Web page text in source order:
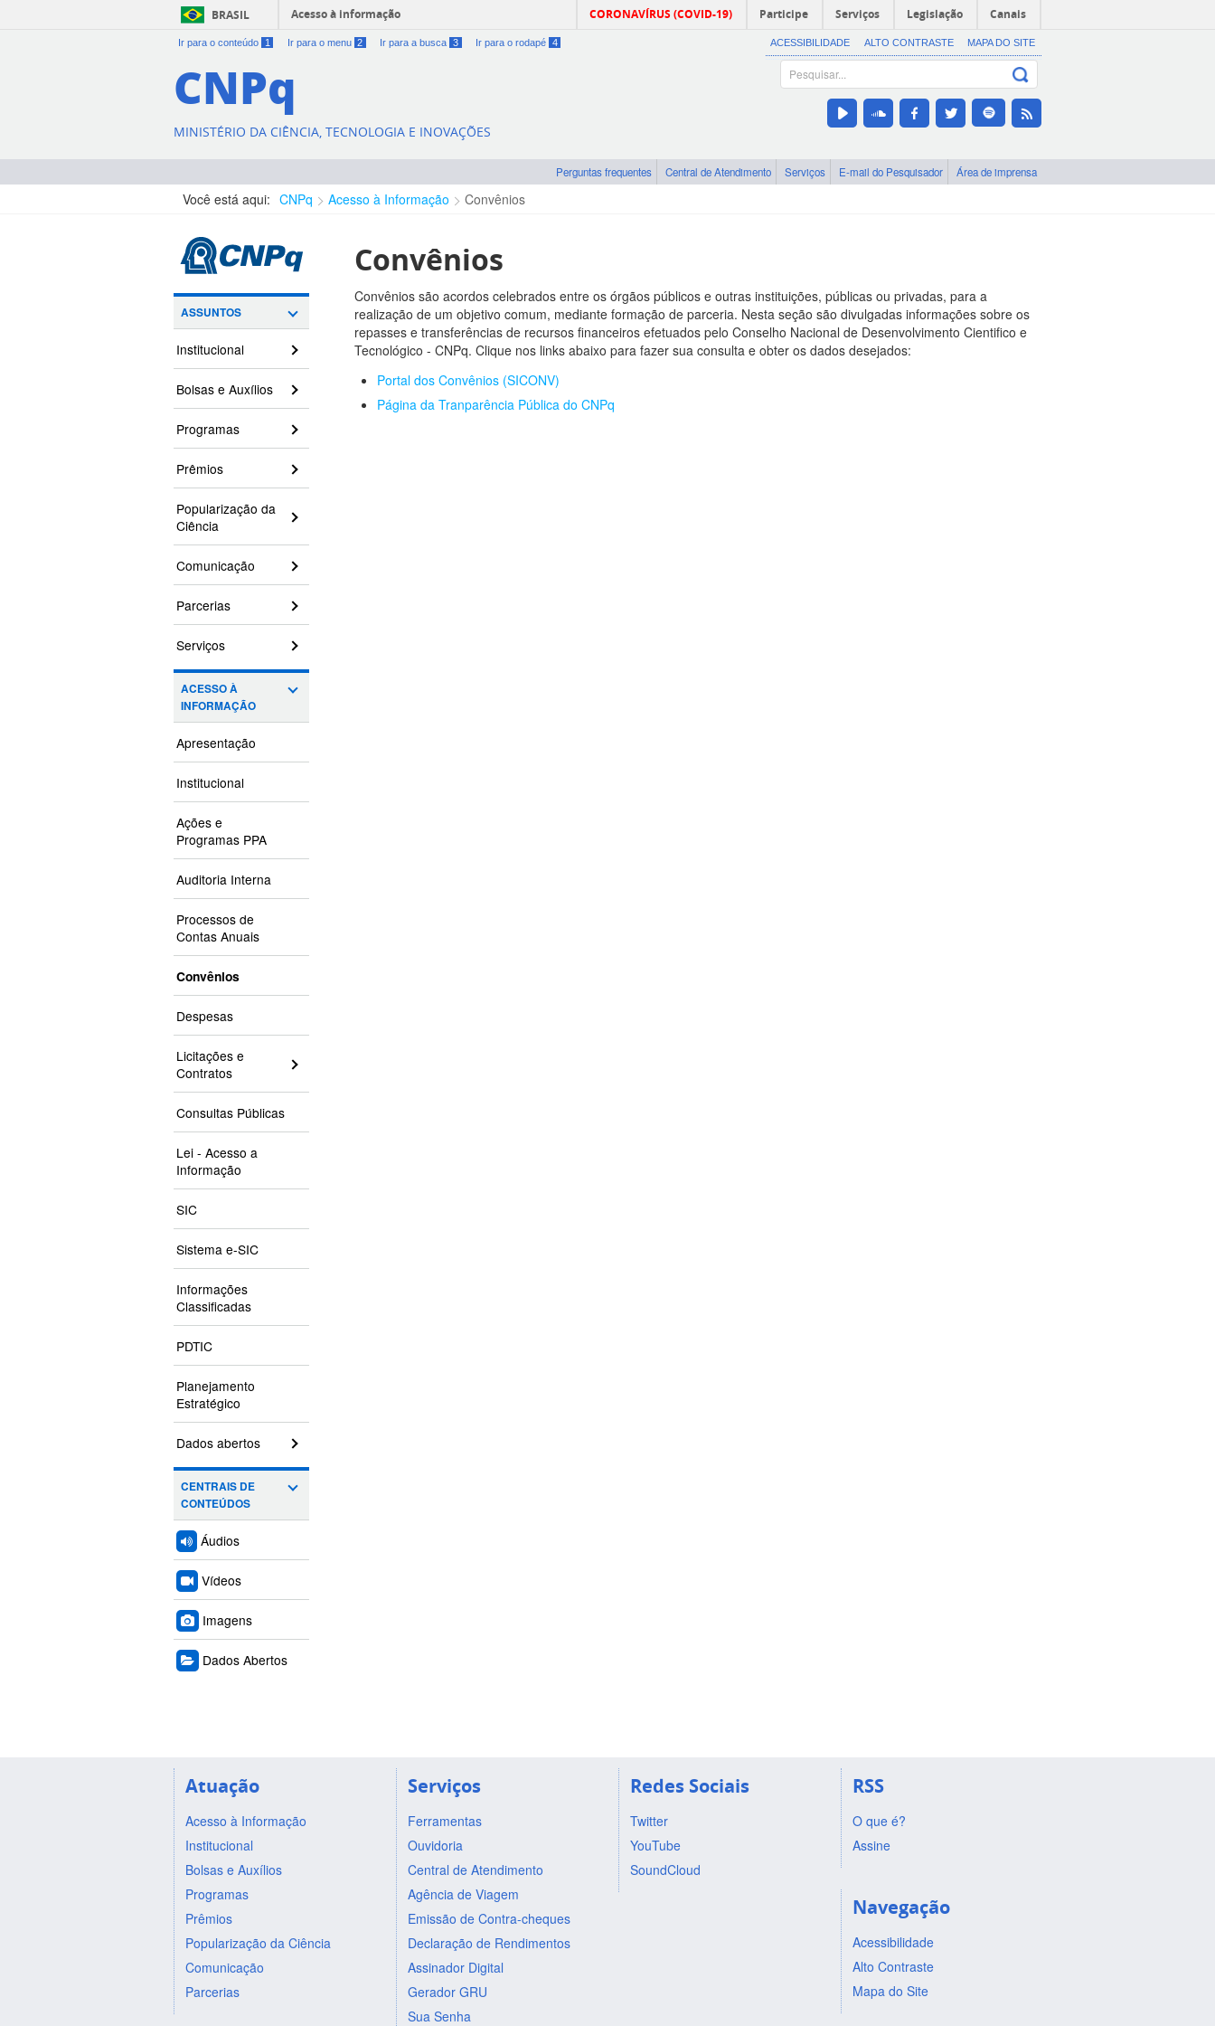
BRASIL Acesso à informação CORONAVÍRUS (COVID-19) Participe Serviços Legislação Canais
Ir para o conteúdo 1 Ir para o menu 2 Ir para a busca 3 Ir para o rodapé 4 ACESSIBILIDADE ALTO CONTRASTE MAPA DO SITE
CNPq
MINISTÉRIO DA CIÊNCIA, TECNOLOGIA E INOVAÇÕES
Perguntas frequentes Central de Atendimento Serviços E-mail do Pesquisador Área de imprensa
Você está aqui: CNPq Acesso à Informação Convênios
ASSUNTOS
Institucional
Bolsas e Auxílios
Programas
Prêmios
Popularização da
Ciência
Comunicação
Parcerias
Serviços
ACESSO À
INFORMAÇÃO
Apresentação
Institucional
Ações e
Programas PPA
Auditoria Interna
Processos de
Contas Anuais
Convênios
Despesas
Licitações e
Contratos
Consultas Públicas
Lei - Acesso a
Informação
SIC
Sistema e-SIC
Informações
Classificadas
PDTIC
Planejamento
Estratégico
Dados abertos
CENTRAIS DE
CONTEÚDOS
Áudios
Vídeos
Imagens
Dados Abertos
Convênios
Convênios são acordos celebrados entre os órgãos públicos e outras instituições, públicas ou privadas, para a
realização de um objetivo comum, mediante formação de parceria. Nesta seção são divulgadas informações sobre os
repasses e transferências de recursos financeiros efetuados pelo Conselho Nacional de Desenvolvimento Cientifico e
Tecnológico - CNPq. Clique nos links abaixo para fazer sua consulta e obter os dados desejados:
Portal dos Convênios (SICONV)
Página da Tranparência Pública do CNPq
Atuação
Acesso à Informação
Institucional
Bolsas e Auxílios
Programas
Prêmios
Popularização da Ciência
Comunicação
Parcerias
Serviços
Ferramentas
Ouvidoria
Central de Atendimento
Agência de Viagem
Emissão de Contra-cheques
Declaração de Rendimentos
Assinador Digital
Gerador GRU
Sua Senha
Redes Sociais
Twitter
YouTube
SoundCloud
RSS
O que é?
Assine
Navegação
Acessibilidade
Alto Contraste
Mapa do Site